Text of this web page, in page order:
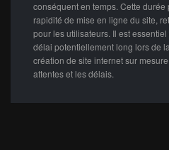
conséquent en temps. Cette
rapidité de mise en ligne du site,
pour les utilisateurs. Il est
délai potentiellement long lors de
création de site internet sur
attentes et les délais.